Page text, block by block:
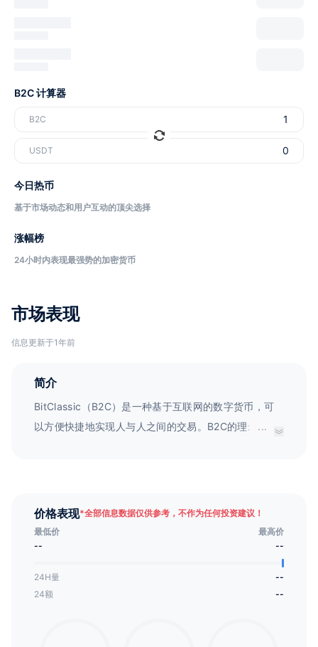
市场表现
信息更新于1年前
简介
BitClassic（B2C）是一种基于互联网的数字货币，可
以方便快捷地实现人与人之间的交易。B2C的理念承袭
...
价格表现*全部信息数据仅供参考，不作为任何投资建议！
最低价
最高价
--
--
24H量
--
24额
--
B2C 计算器
B2C
USDT
今日热币
基于市场动态和用户互动的顶尖选择
涨幅榜
24小时内表现最强势的加密货币